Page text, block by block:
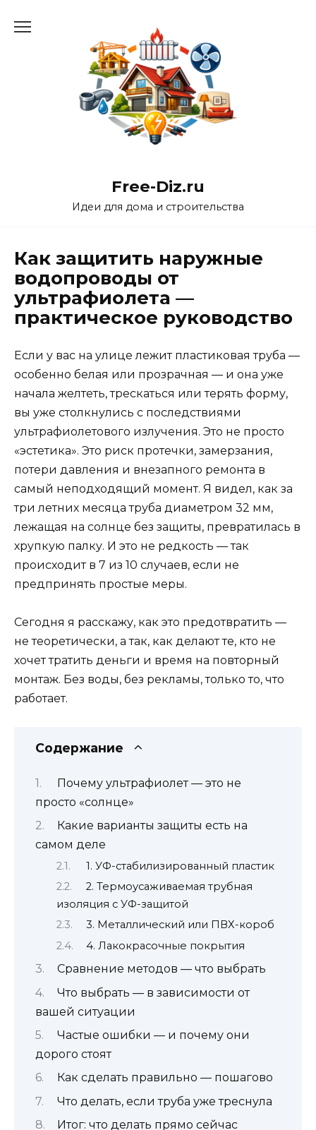
Free-Diz.ru
Идеи для дома и строительства
Как защитить наружные
водопроводы от
ультрафиолета —
практическое руководство
Если у вас на улице лежит пластиковая труба —
особенно белая или прозрачная — и она уже
начала желтеть, трескаться или терять форму,
вы уже столкнулись с последствиями
ультрафиолетового излучения. Это не просто
«эстетика». Это риск протечки, замерзания,
потери давления и внезапного ремонта в
самый неподходящий момент. Я видел, как за
три летних месяца труба диаметром 32 мм,
лежащая на солнце без защиты, превратилась в
хрупкую палку. И это не редкость — так
происходит в 7 из 10 случаев, если не
предпринять простые меры.
Сегодня я расскажу, как это предотвратить —
не теоретически, а так, как делают те, кто не
хочет тратить деньги и время на повторный
монтаж. Без воды, без рекламы, только то, что
работает.
Содержание
Почему ультрафиолет — это не
просто «солнце»
Какие варианты защиты есть на
самом деле
1. УФ-стабилизированный пластик
2. Термоусаживаемая трубная
изоляция с УФ-защитой
3. Металлический или ПВХ-короб
4. Лакокрасочные покрытия
Сравнение методов — что выбрать
Что выбрать — в зависимости от
вашей ситуации
Частые ошибки — и почему они
дорого стоят
Как сделать правильно — пошагово
Что делать, если труба уже треснула
Итог: что делать прямо сейчас